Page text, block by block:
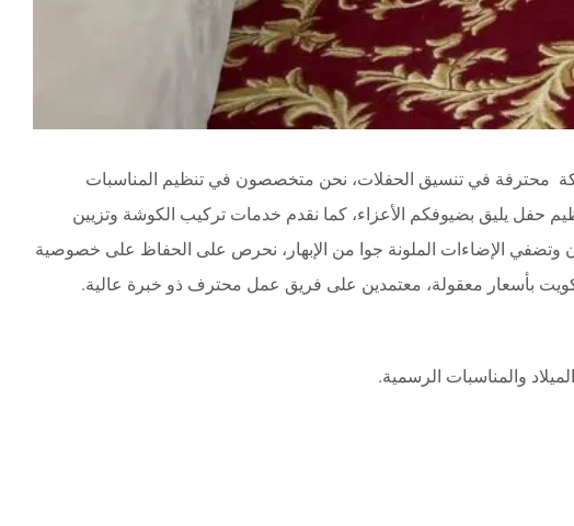
محترفة في تنسيق الحفلات، نحن متخصصون في تنظيم المناسبات
حفل يليق بضيوفكم الأعزاء، كما نقدم خدمات تركيب الكوشة وتزيين
وتضفي الإضاءات الملونة جوا من الإبهار، نحرص على الحفاظ على خصوصية
بأسعار معقولة، معتمدين على فريق عمل محترف ذو خبرة عالية.
والمناسبات الرسمية.